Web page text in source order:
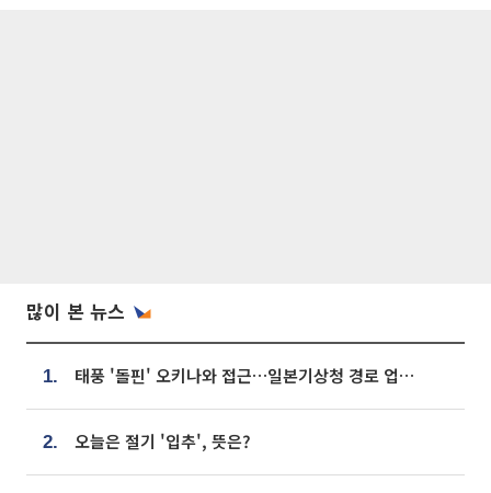
많이 본 뉴스
1. 태풍 '돌핀' 오키나와 접근…일본기상청 경로 업데이트
2. 오늘은 절기 '입추', 뜻은?